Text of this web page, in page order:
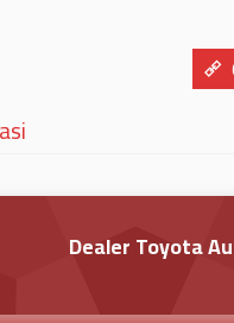
Dealer Toyota